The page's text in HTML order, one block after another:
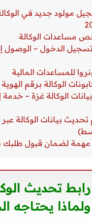
مولود جديد في
تسجيل الدخول –
الوكالة غزة – خدمة
تحديث بيانات الوكالة عبر
تحديث
يحتاجه